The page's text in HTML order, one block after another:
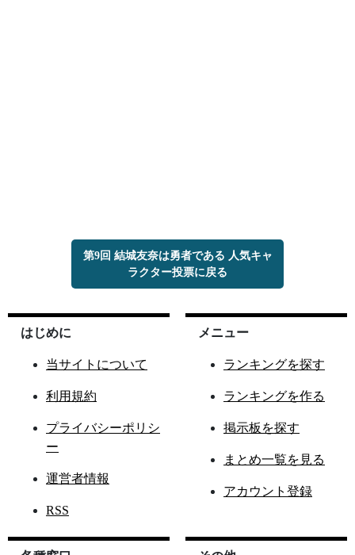
第9回 結城友奈は勇者である 人気キャ
ラクター投票に戻る
はじめに
当サイトについて
利用規約
プライバシーポリシ
ー
運営者情報
RSS
メニュー
ランキングを探す
ランキングを作る
掲示板を探す
まとめ一覧を見る
アカウント登録